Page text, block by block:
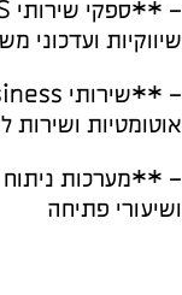
שיווקיות ועדכוני
אוטומטיות ושירות
– **מערכות ניתוח
ושיעורי פתיחה